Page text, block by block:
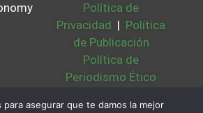
Política de
Privacidad | Política
de Publicación
Política de
Periodismo Ético
para asegurar que te damos la mejor